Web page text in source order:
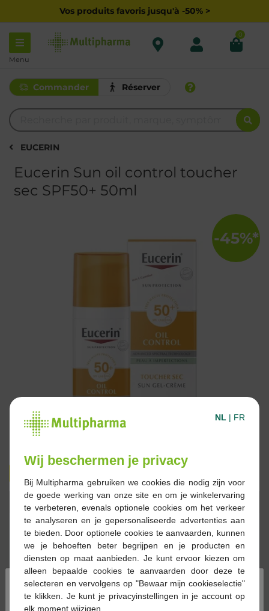
Vos produits favoris jusqu'à -50% >
Menu
0
Commander Réserver
EUCERIN
Eucerin Sun oil control toucher
sec SPF50+ 50ml
-45%*
Commander
En stock en ligne
Recevez votre trousse et ses 2 mini-produits
offerts à l'achat de 2 produits solaires adulte
jusqu'à épuisement des stocks!
×
NL | FR
Wij beschermen je privacy
Bij Multipharma gebruiken we cookies die nodig zijn voor
de goede werking van onze site en om je winkelervaring
te verbeteren, evenals optionele cookies om het verkeer
te analyseren en je gepersonaliseerde advertenties aan
te bieden. Door optionele cookies te aanvaarden, kunnen
we je behoeften beter begrijpen en je producten en
diensten op maat aanbieden. Je kunt ervoor kiezen om
alleen bepaalde cookies te aanvaarden door deze te
selecteren en vervolgens op "Bewaar mijn cookieselectie"
te klikken. Je kunt je privacyinstellingen in je account op
elk moment wijzigen.